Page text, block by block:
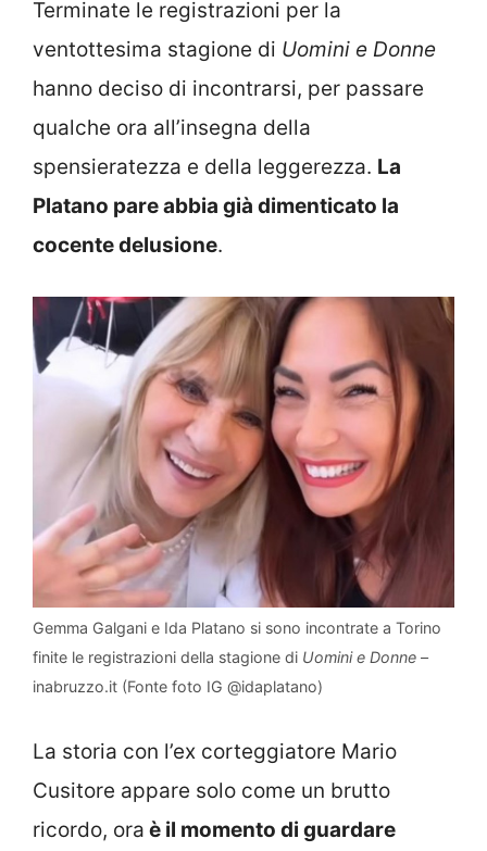
Terminate le registrazioni per la
ventottesima stagione di Uomini e Donne
hanno deciso di incontrarsi, per passare
qualche ora all’insegna della
spensieratezza e della leggerezza. La
Platano pare abbia già dimenticato la
cocente delusione.
Gemma Galgani e Ida Platano si sono incontrate a Torino
finite le registrazioni della stagione di Uomini e Donne –
inabruzzo.it (Fonte foto IG @idaplatano)
La storia con l’ex corteggiatore Mario
Cusitore appare solo come un brutto
ricordo, ora è il momento di guardare